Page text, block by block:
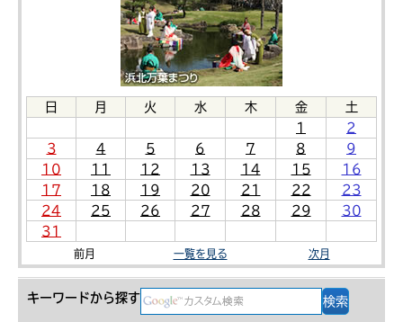
日 月 火 水 木 金
土
1
2
3
4 5 6 7 8
9
10
11 12 13 14 15
16
17
18 19 20 21 22
23
24
25 26 27 28 29
30
31
前月 一覧を見る 次月
キーワードから探す